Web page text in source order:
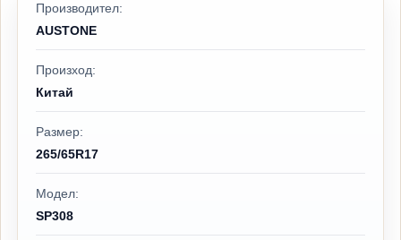
Производител:
AUSTONE
Произход:
Китай
Размер:
265/65R17
Модел:
SP308